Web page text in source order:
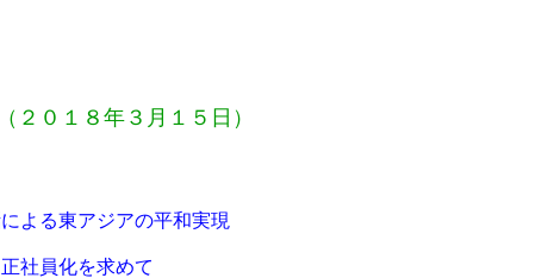
（２０１８年３月１５日）
る東アジアの平和実現
社員化を求めて